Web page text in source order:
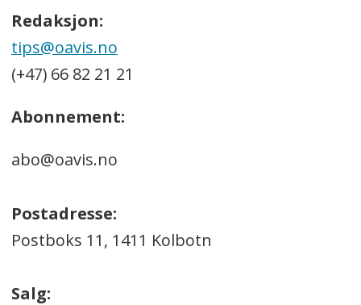
Redaksjon:
tips@oavis.no
(+47) 66 82 21 21
Abonnement:
abo@oavis.no
Postadresse:
Postboks 11, 1411 Kolbotn
Salg: